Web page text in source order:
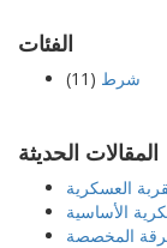
الفئات
شرط (11)
المقالات الحديثة
العسكرية
الأساسية
المخصصة